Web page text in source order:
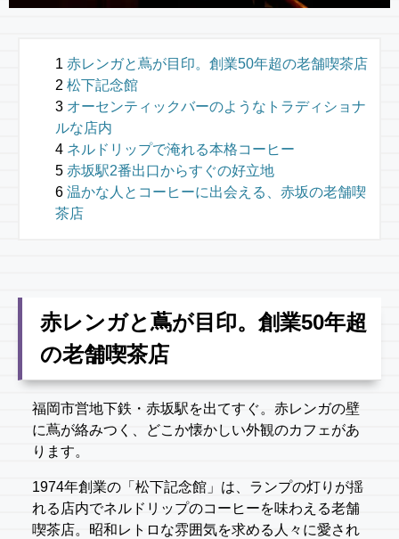
赤レンガと蔦が目印。創業50年超の老舗喫茶店
松下記念館
オーセンティックバーのようなトラディショナ
ルな店内
ネルドリップで淹れる本格コーヒー
赤坂駅2番出口からすぐの好立地
温かな人とコーヒーに出会える、赤坂の老舗喫
茶店
赤レンガと蔦が目印。創業50年超
の老舗喫茶店
福岡市営地下鉄・赤坂駅を出てすぐ。赤レンガの壁
に蔦が絡みつく、どこか懐かしい外観のカフェがあ
ります。
1974年創業の「松下記念館」は、ランプの灯りが揺
れる店内でネルドリップのコーヒーを味わえる老舗
喫茶店。昭和レトロな雰囲気を求める人々に愛され